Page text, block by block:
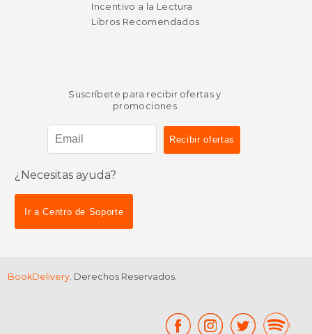
Incentivo a la Lectura
Libros Recomendados
Suscríbete para recibir ofertas y
promociones
¿Necesitas ayuda?
Ir a Centro de Soporte
BookDelivery. Derechos Reservados.